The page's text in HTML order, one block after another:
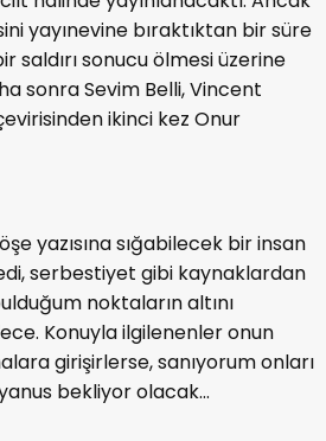
yayınevine bıraktıktan bir süre
saldırı sonucu ölmesi üzerine
sonra Sevim Belli, Vincent
ikinci kez Onur
yazısına sığabilecek bir insan
serbestiyet gibi kaynaklardan
noktaların altını
Konuyla ilgilenenler onun
girişirlerse, sanıyorum onları
bekliyor olacak...